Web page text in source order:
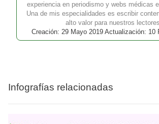
experiencia en periodismo y webs médicas
Una de mis especialidades es escribir
alto valor para nuestros
Creación: 29 Mayo 2019 Actualización: 10
Infografías relacionadas